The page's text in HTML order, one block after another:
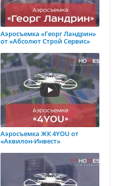
Аэросъемка «Георг Ландрин»
от «Абсолют Строй Сервис»
Аэросъемка ЖК 4YOU от
«Аквилон-Инвест»